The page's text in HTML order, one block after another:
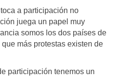
a participación no
juega un papel muy
somos los dos países de
más protestas existen de
participación tenemos un